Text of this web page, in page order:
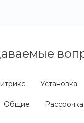
Установка
Общие Рассрочка